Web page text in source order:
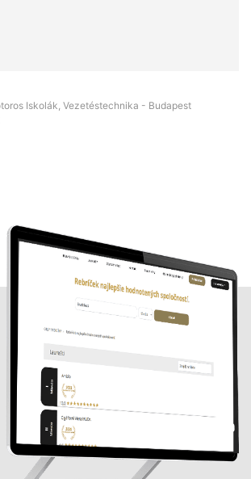
Iskolák, Vezetéstechnika - Budapest